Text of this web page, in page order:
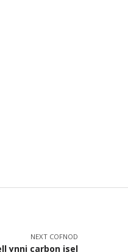
NEXT COFNOD
ynni carbon isel